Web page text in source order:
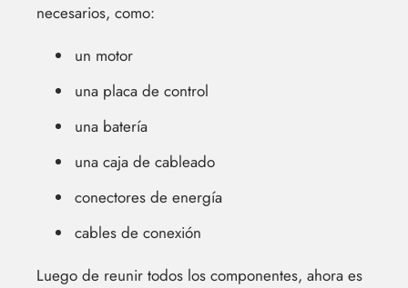
necesarios, como:
un motor
una placa de control
una batería
una caja de cableado
conectores de energía
cables de conexión
Luego de reunir todos los componentes, ahora es